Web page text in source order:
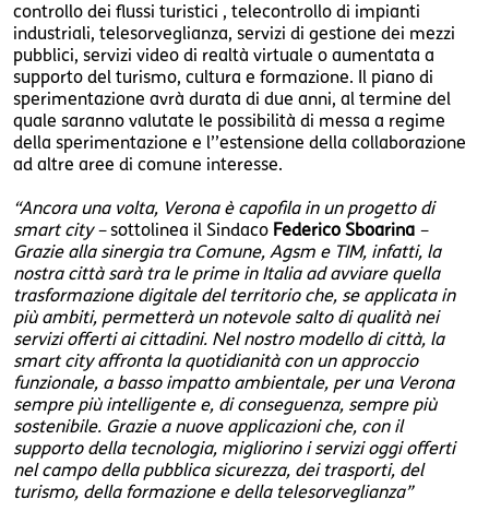
controllo dei flussi turistici , telecontrollo di impianti
industriali, telesorveglianza, servizi di gestione dei mezzi
pubblici, servizi video di realtà virtuale o aumentata a
supporto del turismo, cultura e formazione. Il piano di
sperimentazione avrà durata di due anni, al termine del
quale saranno valutate le possibilità di messa a regime
della sperimentazione e l’’estensione della collaborazione
ad altre aree di comune interesse.
“Ancora una volta, Verona è capofila in un progetto di
smart city –sottolinea il Sindaco Federico Sboarina –
Grazie alla sinergia tra Comune, Agsm e TIM, infatti, la
nostra città sarà tra le prime in Italia ad avviare quella
trasformazione digitale del territorio che, se applicata in
più ambiti, permetterà un notevole salto di qualità nei
servizi offerti ai cittadini. Nel nostro modello di città, la
smart city affronta la quotidianità con un approccio
funzionale, a basso impatto ambientale, per una Verona
sempre più intelligente e, di conseguenza, sempre più
sostenibile. Grazie a nuove applicazioni che, con il
supporto della tecnologia, migliorino i servizi oggi offerti
nel campo della pubblica sicurezza, dei trasporti, del
turismo, della formazione e della telesorveglianza”